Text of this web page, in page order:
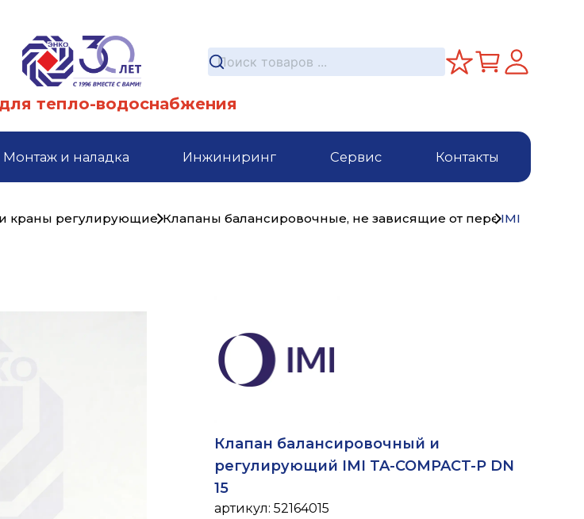
тепло-водоснабжения
Монтаж и наладка Инжиниринг Сервис Контакты
краны регулирующие Клапаны балансировочные, не зависящие от перепада
IMI
Клапан балансировочный и
регулирующий IMI TA-COMPACT-P DN
15
артикул: 52164015